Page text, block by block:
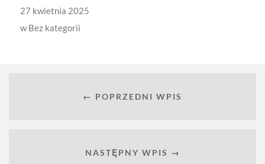
27 kwietnia 2025
wBez kategorii
← POPRZEDNI WPIS
NASTĘPNY WPIS →